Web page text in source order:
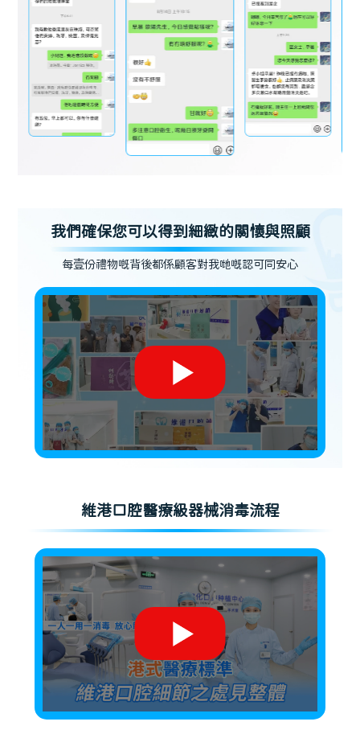
我們確保您可以得到細緻的關懷與照顧
每壹份禮物嘅背後都係顧客對我哋嘅認可同安心
維港口腔醫療級器械消毒流程